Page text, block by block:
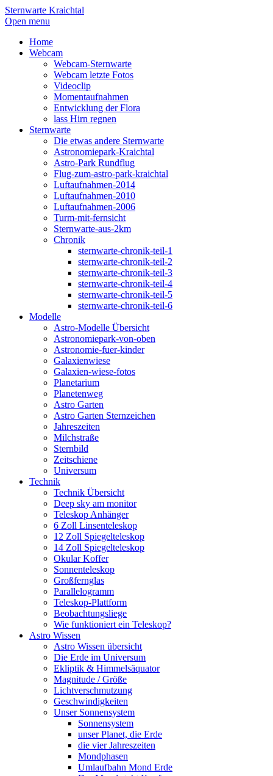
Sternwarte Kraichtal
Open menu
Home
Webcam
Webcam-Sternwarte
Webcam letzte Fotos
Videoclip
Momentaufnahmen
Entwicklung der Flora
lass Hirn regnen
Sternwarte
Die etwas andere Sternwarte
Astronomiepark-Kraichtal
Astro-Park Rundflug
Flug-zum-astro-park-kraichtal
Luftaufnahmen-2014
Luftaufnahmen-2010
Luftaufnahmen-2006
Turm-mit-fernsicht
Sternwarte-aus-2km
Chronik
sternwarte-chronik-teil-1
sternwarte-chronik-teil-2
sternwarte-chronik-teil-3
sternwarte-chronik-teil-4
sternwarte-chronik-teil-5
sternwarte-chronik-teil-6
Modelle
Astro-Modelle Übersicht
Astronomiepark-von-oben
Astronomie-fuer-kinder
Galaxienwiese
Galaxien-wiese-fotos
Planetarium
Planetenweg
Astro Garten
Astro Garten Sternzeichen
Jahreszeiten
Milchstraße
Sternbild
Zeitschiene
Universum
Technik
Technik Übersicht
Deep sky am monitor
Teleskop Anhänger
6 Zoll Linsenteleskop
12 Zoll Spiegelteleskop
14 Zoll Spiegelteleskop
Okular Koffer
Sonnenteleskop
Großfernglas
Parallelogramm
Teleskop-Plattform
Beobachtungsliege
Wie funktioniert ein Teleskop?
Astro Wissen
Astro Wissen übersicht
Die Erde im Universum
Ekliptik & Himmelsäquator
Magnitude / Größe
Lichtverschmutzung
Geschwindigkeiten
Unser Sonnensystem
Sonnensystem
unser Planet, die Erde
die vier Jahreszeiten
Mondphasen
Umlaufbahn Mond Erde